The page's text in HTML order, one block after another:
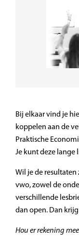
Bij elkaar vind je
koppelen aan de
Praktische
Je kunt deze
Wil je de
vwo, zowel de
verschillende
dan open. Dan
Hou er rekening